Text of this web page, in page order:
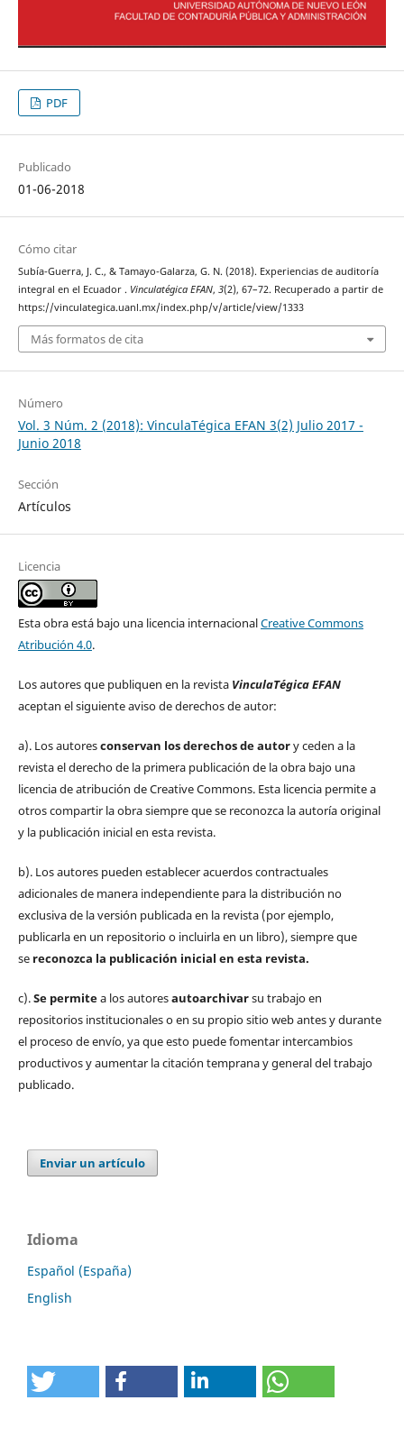
PDF
Publicado
01-06-2018
Cómo citar
Subía-Guerra, J. C., & Tamayo-Galarza, G. N. (2018). Experiencias de auditoría
integral en el Ecuador . Vinculatégica EFAN, 3(2), 67–72. Recuperado a partir de
https://vinculategica.uanl.mx/index.php/v/article/view/1333
Más formatos de cita
Número
Vol. 3 Núm. 2 (2018): VinculaTégica EFAN 3(2) Julio 2017 -
Junio 2018
Sección
Artículos
Licencia
Esta obra está bajo una licencia internacionalCreative Commons
Atribución 4.0.
Los autores que publiquen en la revista VinculaTégica EFAN
aceptan el siguiente aviso de derechos de autor:
a). Los autoresconservan los derechos de autory ceden a la
revista el derecho de la primera publicación de la obra bajo una
licencia de atribución de Creative Commons. Esta licencia permite a
otros compartir la obra siempre que se reconozca la autoría original
y la publicación inicial en esta revista.
b). Los autores pueden establecer acuerdos contractuales
adicionales de manera independiente para la distribución no
exclusiva de la versión publicada en la revista (por ejemplo,
publicarla en un repositorio o incluirla en un libro), siempre que
sereconozca la publicación inicial en esta revista.
c).Se permitea los autoresautoarchivarsu trabajo en
repositorios institucionales o en su propio sitio web antes y durante
el proceso de envío, ya que esto puede fomentar intercambios
productivos y aumentar la citación temprana y general del trabajo
publicado.
Enviar un artículo
Idioma
Español (España)
English